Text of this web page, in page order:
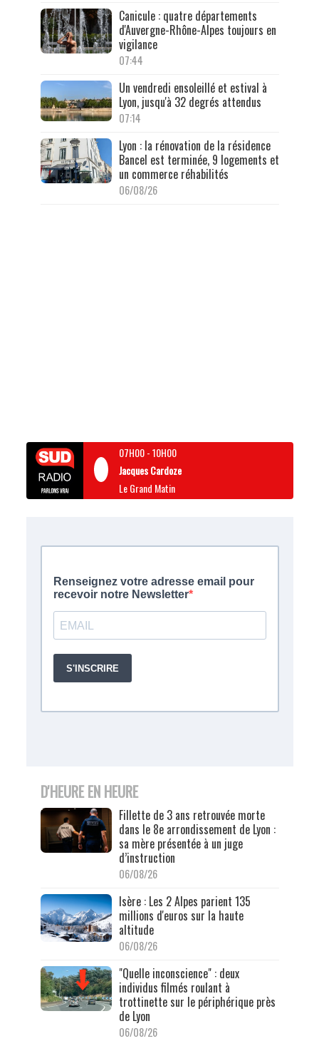
Canicule : quatre départements
d'Auvergne-Rhône-Alpes toujours en
vigilance
07:44
Un vendredi ensoleillé et estival à
Lyon, jusqu'à 32 degrés attendus
07:14
Lyon : la rénovation de la résidence
Bancel est terminée, 9 logements et
un commerce réhabilités
06/08/26
07H00-10H00
Jacques Cardoze
Le Grand Matin
D'HEURE EN HEURE
Fillette de 3 ans retrouvée morte
dans le 8e arrondissement de Lyon :
sa mère présentée à un juge
d’instruction
06/08/26
Isère : Les 2 Alpes parient 135
millions d'euros sur la haute
altitude
06/08/26
"Quelle inconscience" : deux
individus filmés roulant à
trottinette sur le périphérique près
de Lyon
06/08/26